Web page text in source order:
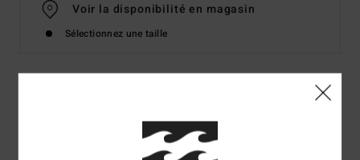
Voir la disponibilité en magasin
Sélectionnez une taille
Haut asymétrique Rose Femme